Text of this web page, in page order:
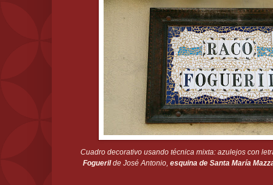
Cuadro decorativo usando técnica mixta: azulejos con
Foguerilde José Antonio, esquina de Santa María